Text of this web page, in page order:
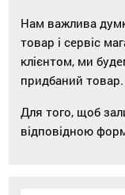
Нам важлива
товар і сервіс
клієнтом, ми
придбаний товар.
Для того, щоб
відповідною